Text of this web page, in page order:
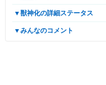
▼獣神化の詳細ステータス
▼みんなのコメント